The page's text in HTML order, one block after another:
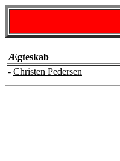
Ægteskab
- Christen Pedersen